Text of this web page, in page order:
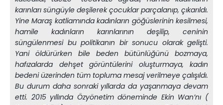
karınları süngüyle deşilerek çocuklar parçalanıp, çıkarıldı.
Yine Maraş katliamında kadınların göğüslerinin kesilmesi,
hamile kadınların karınlarının deşilip, ceninin
süngülenmesi bu politikanın bir sonucu olarak gelişti.
Yani öldürürken bile beden bütünlüğünü bozmaya,
hafızalarda dehşet görüntülerini oluşturmaya, kadın
bedeni üzerinden tüm topluma mesaj verilmeye çalışıldı.
Bu durum daha sonraki yıllarda da yaşanmaya devam
etti. 2015 yıllında Özyönetim döneminde Ekin Wan’nı (